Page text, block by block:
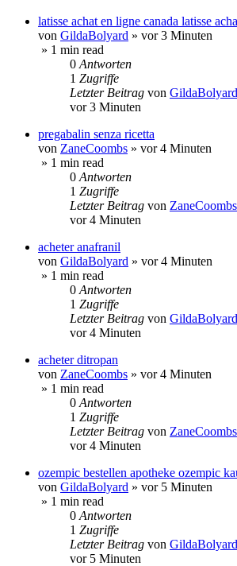
latisse achat en ligne canada latisse
von GildaBolyard » vor 3 Minuten
» 1 min read
0 Antworten
1 Zugriffe
Letzter Beitrag von GildaBolyard
vor 3 Minuten
pregabalin senza ricetta
von ZaneCoombs » vor 4 Minuten
» 1 min read
0 Antworten
1 Zugriffe
Letzter Beitrag von ZaneCoombs
vor 4 Minuten
acheter anafranil
von GildaBolyard » vor 4 Minuten
» 1 min read
0 Antworten
1 Zugriffe
Letzter Beitrag von GildaBolyard
vor 4 Minuten
acheter ditropan
von ZaneCoombs » vor 4 Minuten
» 1 min read
0 Antworten
1 Zugriffe
Letzter Beitrag von ZaneCoombs
vor 4 Minuten
ozempic bestellen apotheke ozempic
von GildaBolyard » vor 5 Minuten
» 1 min read
0 Antworten
1 Zugriffe
Letzter Beitrag von GildaBolyard
vor 5 Minuten